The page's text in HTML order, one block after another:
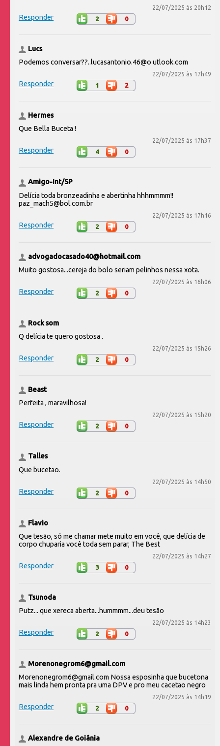
22/07/2025 às 20h12
Responder 2 0
Lucs
Podemos conversar??..lucasantonio.46@o utlook.com
22/07/2025 às 17h49
Responder 1 2
Hermes
Que Bella Buceta !
22/07/2025 às 17h37
Responder 4 0
Amigo-Int/SP
Delícia toda bronzeadinha e abertinha hhhmmmm!!
paz_mach5@bol.com.br
22/07/2025 às 17h16
Responder 2 0
advogadocasado40@hotmail.com
Muito gostosa...cereja do bolo seriam pelinhos nessa xota.
22/07/2025 às 16h06
Responder 2 0
Rock som
Q delícia te quero gostosa .
22/07/2025 às 15h26
Responder 2 0
Beast
Perfeita , maravilhosa!
22/07/2025 às 15h20
Responder 2 0
Talles
Que bucetao.
22/07/2025 às 14h50
Responder 2 0
Flavio
Que tesão, só me chamar mete muito em você, que delícia de
corpo chuparia você toda sem parar, The Best
22/07/2025 às 14h27
Responder 3 0
Tsunoda
Putz... que xereca aberta...hummmm...deu tesão
22/07/2025 às 14h23
Responder 2 0
Morenonegrom6@gmail.com
Morenonegrom6@gmail.com Nossa esposinha que bucetona
mais linda hem pronta pra uma DPV e pro meu cacetao negro
22/07/2025 às 14h19
Responder 2 0
Alexandre de Goiânia